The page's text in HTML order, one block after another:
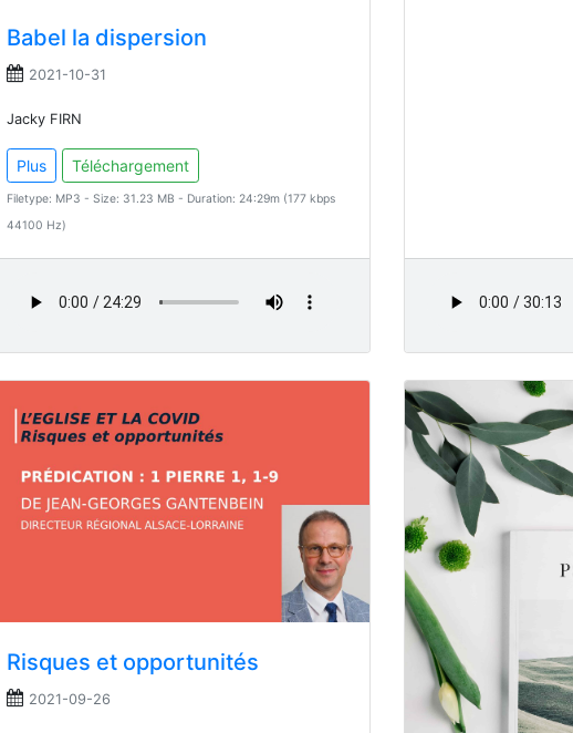
Babel la dispersion
2021-10-31
Jacky FIRN
Plus Téléchargement
Filetype: MP3 - Size: 31.23 MB - Duration: 24:29m (177 kbps
44100 Hz)
Risques et opportunités
2021-09-26